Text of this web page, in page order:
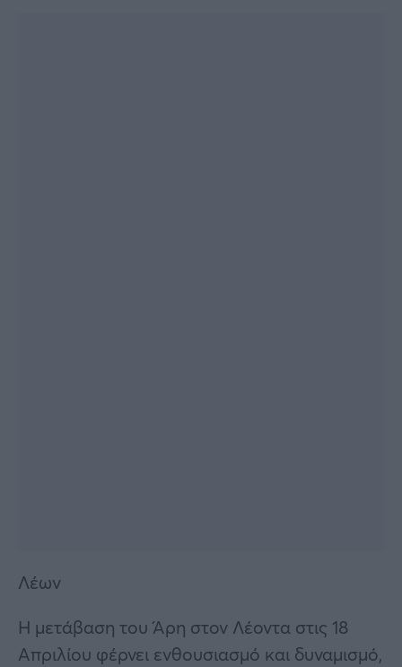
Λέων
Η μετάβαση του Άρη στον Λέοντα στις 18
Απριλίου φέρνει ενθουσιασμό και δυναμισμό,